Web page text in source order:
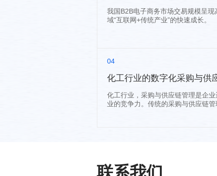
我国B2B电子商务市场交易规模呈
域“互联网+传统产业”的快速成长。
04
化工行业的数字化采购与供
化工行业，采购与供应链管理是企
业的竞争力。传统的采购与供应链
联系我们